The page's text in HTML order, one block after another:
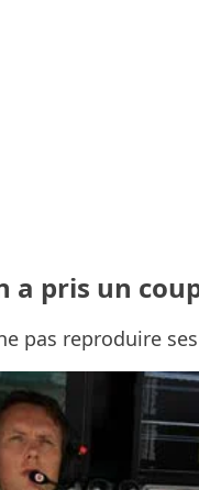
a pris un
pas reproduire